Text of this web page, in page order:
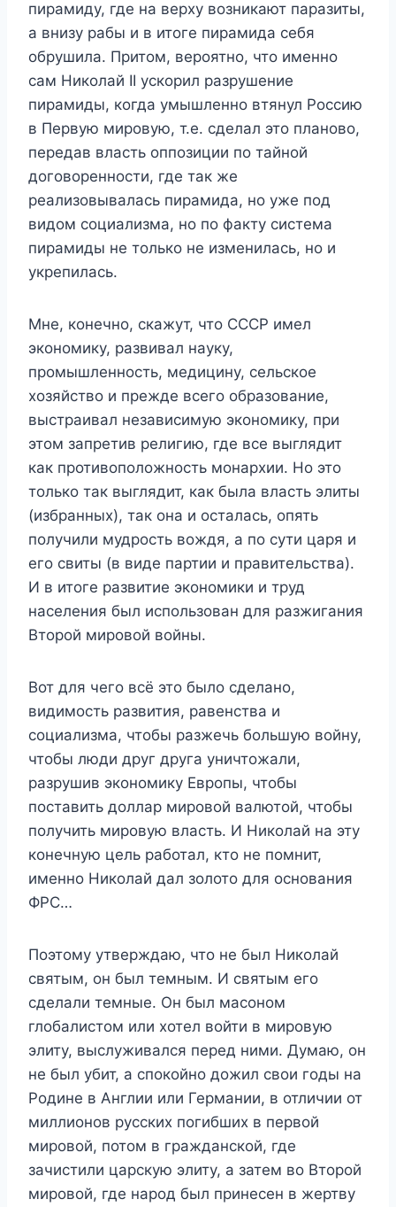
пирамиду, где на верху возникают паразиты,
а внизу рабы и в итоге пирамида себя
обрушила. Притом, вероятно, что именно
сам Николай II ускорил разрушение
пирамиды, когда умышленно втянул Россию
в Первую мировую, т.е. сделал это планово,
передав власть оппозиции по тайной
договоренности, где так же
реализовывалась пирамида, но уже под
видом социализма, но по факту система
пирамиды не только не изменилась, но и
укрепилась.
Мне, конечно, скажут, что СССР имел
экономику, развивал науку,
промышленность, медицину, сельское
хозяйство и прежде всего образование,
выстраивал независимую экономику, при
этом запретив религию, где все выглядит
как противоположность монархии. Но это
только так выглядит, как была власть элиты
(избранных), так она и осталась, опять
получили мудрость вождя, а по сути царя и
его свиты (в виде партии и правительства).
И в итоге развитие экономики и труд
населения был использован для разжигания
Второй мировой войны.
Вот для чего всё это было сделано,
видимость развития, равенства и
социализма, чтобы разжечь большую войну,
чтобы люди друг друга уничтожали,
разрушив экономику Европы, чтобы
поставить доллар мировой валютой, чтобы
получить мировую власть. И Николай на эту
конечную цель работал, кто не помнит,
именно Николай дал золото для основания
ФРС…
Поэтому утверждаю, что не был Николай
святым, он был темным. И святым его
сделали темные. Он был масоном
глобалистом или хотел войти в мировую
элиту, выслуживался перед ними. Думаю, он
не был убит, а спокойно дожил свои годы на
Родине в Англии или Германии, в отличии от
миллионов русских погибших в первой
мировой, потом в гражданской, где
зачистили царскую элиту, а затем во Второй
мировой, где народ был принесен в жертву